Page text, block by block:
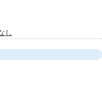
し